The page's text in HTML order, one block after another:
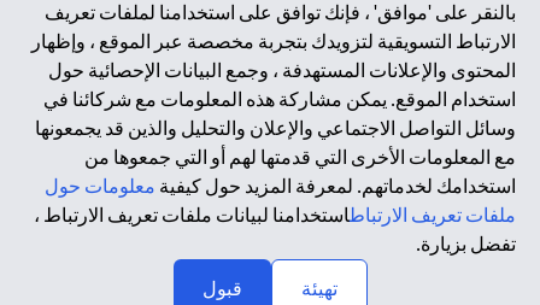
بالنقر على 'موافق' ، فإنك توافق على استخدامنا لملفات تعريف
الارتباط التسويقية لتزويدك بتجربة مخصصة عبر الموقع ، وإظهار
المحتوى والإعلانات المستهدفة ، وجمع البيانات الإحصائية حول
استخدام الموقع. يمكن مشاركة هذه المعلومات مع شركائنا في
وسائل التواصل الاجتماعي والإعلان والتحليل والذين قد يجمعونها
مع المعلومات الأخرى التي قدمتها لهم أو التي جمعوها من
استخدامك لخدماتهم. لمعرفة المزيد حول كيفية معلومات حول
ملفات تعريف الارتباطاستخدامنا لبيانات ملفات تعريف الارتباط ،
تفضل بزيارة.
تهيئة
قبول
أرقام التراخيص 202563 لفرع الوصل في دبي، 531989 لفرع مول
الإمارات في دبي، و CN-1002019 لفرع أبوظبي. هاتف: 4000 311 04.
فرع سيتي بنك إن إيه - الإمارات العربية المتحدة مرخص من مصرف
الإمارات العربية المتحدة المركزي كفرع لبنك أجنبي.
سيتي بنك إن إيه الإمارات العربية المتحدة مرخص من هيئة الأوراق المالية
والسلع في الإمارات العربية المتحدة ("SCA") للقيام بالنشاط المالي لـ أ)
الاستشارات المالية والتعريف والترويج بموجب ترخيص رقم
20200000097 ب) وسيط تداول في الأسواق الدولية بموجب ترخيص